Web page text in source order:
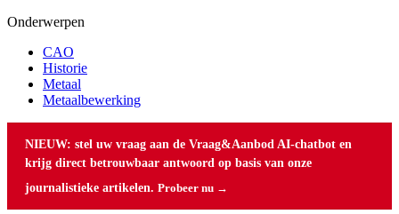
Onderwerpen
CAO
Historie
Metaal
Metaalbewerking
NIEUW: stel uw vraag aan de Vraag&Aanbod AI-chatbot en
krijg direct betrouwbaar antwoord op basis van onze
journalistieke artikelen. Probeer nu →